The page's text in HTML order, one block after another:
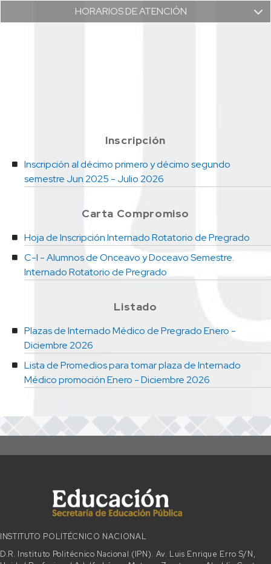
HORARIOS DE ATENCIÓN
Inscripción
Inscripción al décimo primero y décimo segundo
semestre Jun 2025 - Julio 2026
Carta Compromiso
Hoja de Inscripción​ Internado Rotatorio de Pregrado​
C-I - Alumnos de Onceavo y Doceavo Semestre.
Internado Rotatorio de Pregrado
Listado
Plazas de Internado Médico de Pregrado Enero -
Diciembre 2026
Lista de Promedios para tomar plaza de Internado
Médico promoción Enero - Diciembre 2026
INSTITUTO POLITÉCNICO NACIONAL
D.R. Instituto Politécnico Nacional (IPN). Av. Luis Enrique Erro S/N,